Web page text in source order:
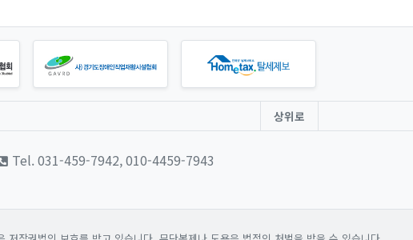
상위로
Tel. 031-459-7942, 010-4459-7943